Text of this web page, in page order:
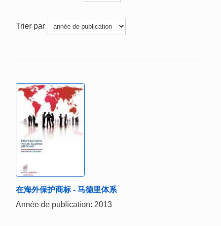
Trier par
在海外保护商标 - 马德里体系
Année de publication: 2013